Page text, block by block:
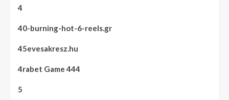
4
40-burning-hot-6-reels.gr
45evesakresz.hu
4rabet Game 444
5